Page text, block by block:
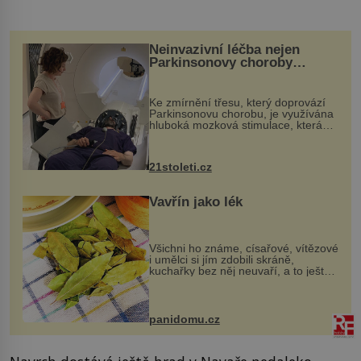
Neinvazivní léčba nejen
Parkinsonovy choroby
Ke zmírnění třesu, který doprovází
Parkinsonovu chorobu, je využívána
hluboká mozková stimulace, která
však vyžaduje vysoce invazivní
k dostatečně přesnému zacílení ...
21stoleti.cz
Vavřín jako lék
Všichni ho známe, císařové, vítězové
i umělci si jím zdobili skráně,
kuchařky bez něj neuvaří, a to ještě
nevíte, že bobkový list může výrazně
zmírnit některé naše neduhy.
Obsahuje v malém množství ně...
panidomu.cz